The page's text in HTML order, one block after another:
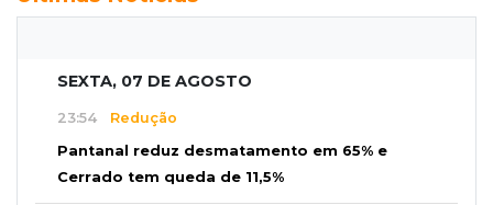
SEXTA, 07 DE AGOSTO
23:54 Redução
Pantanal reduz desmatamento em 65% e
Cerrado tem queda de 11,5%